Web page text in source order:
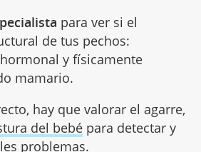
para ver si el
de tus pechos:
y físicamente
mamario.
hay que valorar el agarre,
del bebépara detectar y
problemas.